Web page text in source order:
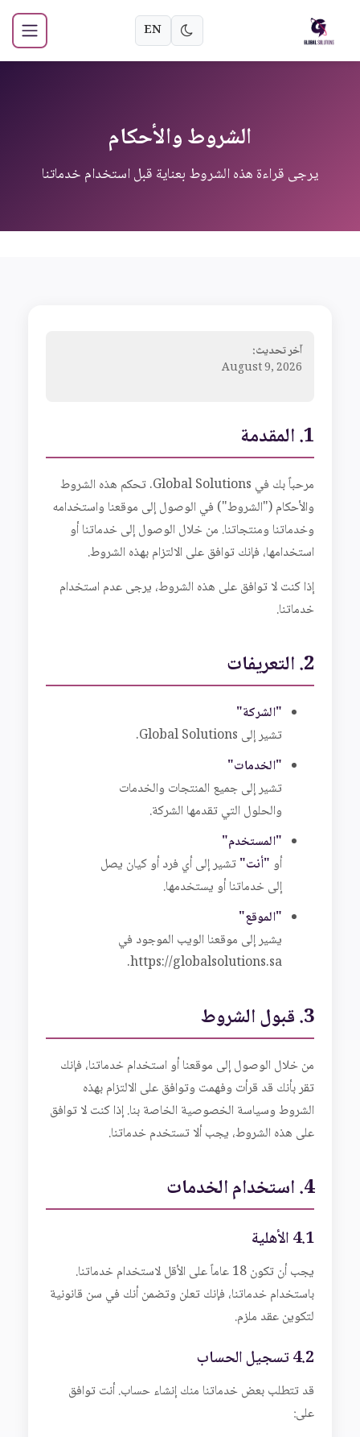
EN
الشروط والأحكام
يرجى قراءة هذه الشروط بعناية قبل استخدام خدماتنا
آخر تحديث:
August 9, 2026
1. المقدمة
مرحباً بك في Global Solutions. تحكم هذه الشروط
والأحكام ("الشروط") في الوصول إلى موقعنا واستخدامه
وخدماتنا ومنتجاتنا. من خلال الوصول إلى خدماتنا أو
استخدامها، فإنك توافق على الالتزام بهذه الشروط.
إذا كنت لا توافق على هذه الشروط، يرجى عدم استخدام
خدماتنا.
2. التعريفات
"الشركة"
تشير إلى Global Solutions.
"الخدمات"
تشير إلى جميع المنتجات والخدمات
والحلول التي تقدمها الشركة.
"المستخدم"
أو "أنت"تشير إلى أي فرد أو كيان يصل
إلى خدماتنا أو يستخدمها.
"الموقع"
يشير إلى موقعنا الويب الموجود في
https://globalsolutions.sa.
3. قبول الشروط
من خلال الوصول إلى موقعنا أو استخدام خدماتنا، فإنك
تقر بأنك قد قرأت وفهمت وتوافق على الالتزام بهذه
الشروط وسياسة الخصوصية الخاصة بنا. إذا كنت لا توافق
على هذه الشروط، يجب ألا تستخدم خدماتنا.
4. استخدام الخدمات
4.1 الأهلية
يجب أن تكون 18 عاماً على الأقل لاستخدام خدماتنا.
باستخدام خدماتنا، فإنك تعلن وتضمن أنك في سن قانونية
لتكوين عقد ملزم.
4.2 تسجيل الحساب
قد تتطلب بعض خدماتنا منك إنشاء حساب. أنت توافق
على: